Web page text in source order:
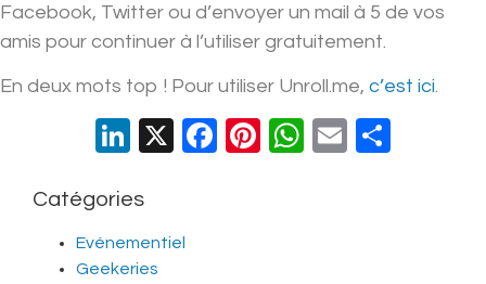
Facebook, Twitter ou d’envoyer un mail à 5 de vos
amis pour continuer à l’utiliser gratuitement.
En deux mots top ! Pour utiliser Unroll.me, c’est ici.
LinkedIn
X Facebook
Pinterest
WhatsApp
Email
Catégories
Evénementiel
Geekeries